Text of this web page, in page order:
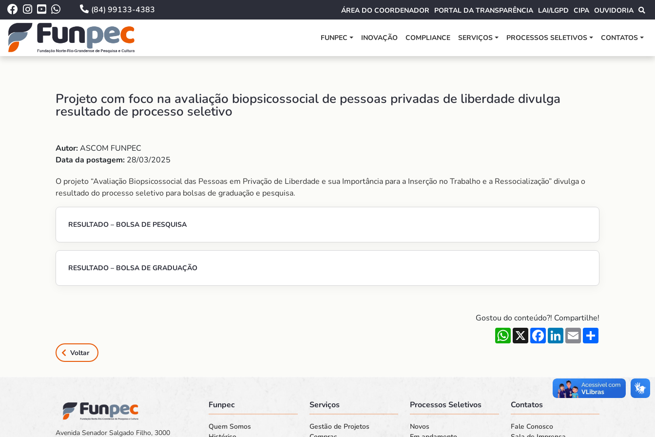
(84) 99133-4383 ÁREA DO COORDENADOR PORTAL DA TRANSPARÊNCIA LAI/LGPD CIPA OUVIDORIA
FUNPEC INOVAÇÃO COMPLIANCE SERVIÇOS PROCESSOS SELETIVOS CONTATOS
Projeto com foco na avaliação biopsicossocial de pessoas privadas de liberdade divulga
resultado de processo seletivo
Autor:ASCOM FUNPEC
Data da postagem: 28/03/2025
O projeto “Avaliação Biopsicossocial das Pessoas em Privação de Liberdade e sua Importância para a Inserção no Trabalho e a Ressocialização” divulga o
resultado do processo seletivo para bolsas de graduação e pesquisa.
RESULTADO – BOLSA DE PESQUISA
RESULTADO – BOLSA DE GRADUAÇÃO
Gostou do conteúdo?! Compartilhe!
WhatsApp
X Facebook
LinkedInEmail
Voltar
Avenida Senador Salgado Filho, 3000
Funpec
Quem Somos
Serviços
Gestão de Projetos
Processos Seletivos
Novos
Contatos
Fale Conosco